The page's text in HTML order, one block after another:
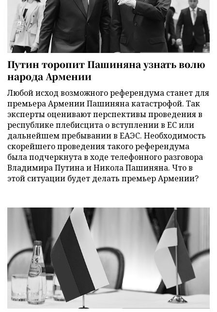
Путин торопит Пашиняна узнать волю
народа Армении
Любой исход возможного референдума станет для
премьера Армении Пашиняна катастрофой. Так
эксперты оценивают перспективы проведения в
республике плебисцита о вступлении в ЕС или
дальнейшем пребывании в ЕАЭС. Необходимость
скорейшего проведения такого референдума
была подчеркнута в ходе телефонного разговора
Владимира Путина и Никола Пашиняна. Что в
этой ситуации будет делать премьер Армении?